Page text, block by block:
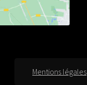
Mentions légales